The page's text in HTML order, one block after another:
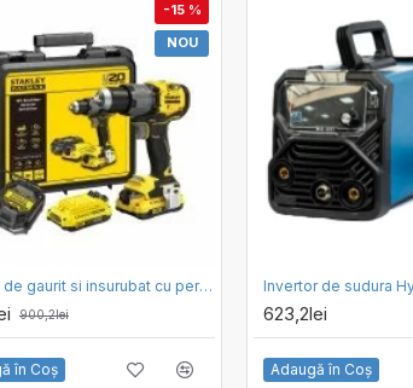
NOU
-15 %
Masina de gaurit si insurubat cu percutie cu acumulator 18V Stanley SFMCD726D2K-QW, motor fara perii, mandrina metalica, iluminare LED, 80nM, 2 x acumulator 2.0 Ah, incarcator si valiza transport
900,2lei
în Coş
623,2lei
Adaugă în Coş